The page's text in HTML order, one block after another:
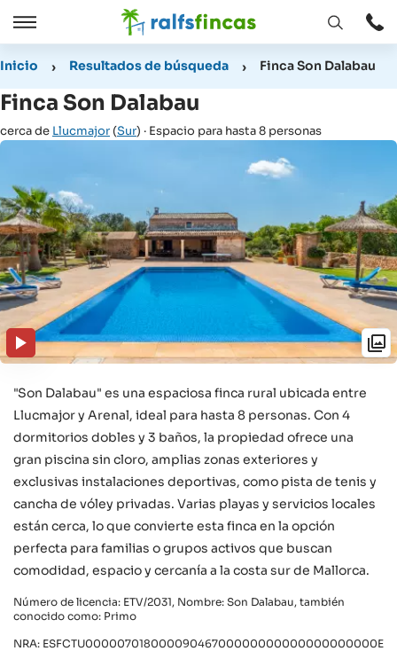
Abrir
Cerrar
Abrir
Inicio Resultados de búsqueda Finca Son Dalabau
Finca Son Dalabau
cerca de Llucmajor (Sur) · Espacio para hasta 8 personas
"Son Dalabau" es una espaciosa finca rural ubicada entre
Llucmajor y Arenal, ideal para hasta 8 personas. Con 4
dormitorios dobles y 3 baños, la propiedad ofrece una
gran piscina sin cloro, amplias zonas exteriores y
exclusivas instalaciones deportivas, como pista de tenis y
cancha de vóley privadas. Varias playas y servicios locales
están cerca, lo que convierte esta finca en la opción
perfecta para familias o grupos activos que buscan
comodidad, espacio y cercanía a la costa sur de Mallorca.
Número de licencia: ETV/2031, Nombre: Son Dalabau, también
conocido como: Primo
NRA: